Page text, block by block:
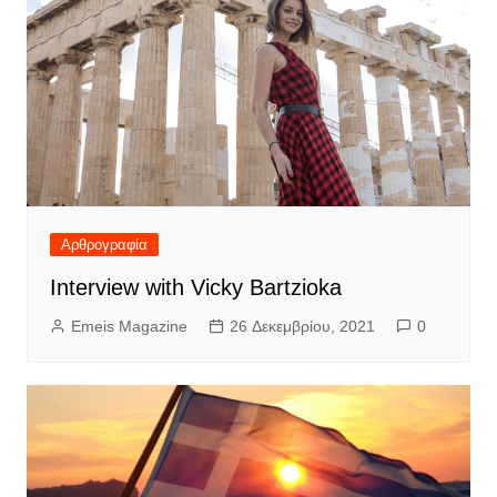
Αρθρογραφία
Interview with Vicky Bartzioka
Emeis Magazine 26 Δεκεμβρίου, 2021 0